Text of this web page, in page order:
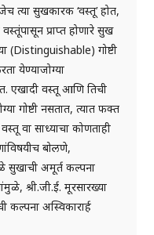
त्या सुखकारक ‘वस्तू’ होत,
प्राप्त होणारे सुख
(Distinguishable) गोष्टी
येण्याजोग्या
एखादी वस्तू आणि तिची
गोष्टी नसतात, त्यात फक्त
वा साध्याचा कोणताही
बोलणे,
सुखाची अमूर्त कल्पना
श्री.जी.ई. मूरसारख्या
कल्पना अस्विकारार्ह